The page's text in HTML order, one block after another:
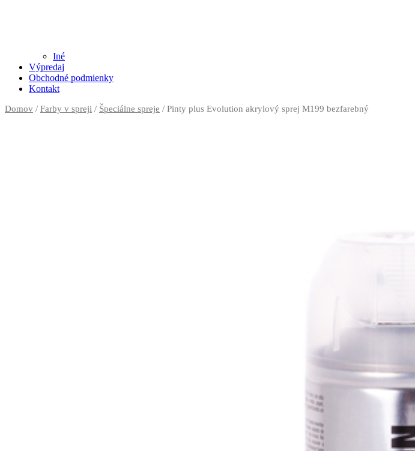
Iné
Výpredaj
Obchodné podmienky
Kontakt
Domov / Farby v spreji / Špeciálne spreje / Pinty plus Evolution akrylový sprej M199 bezfarebný